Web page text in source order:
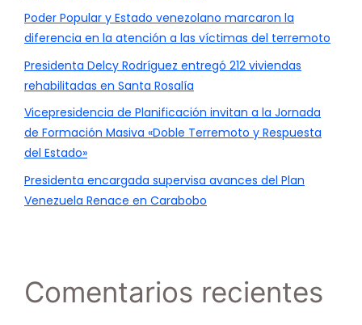
Poder Popular y Estado venezolano marcaron la
diferencia en la atención a las víctimas del terremoto
Presidenta Delcy Rodríguez entregó 212 viviendas
rehabilitadas en Santa Rosalía
Vicepresidencia de Planificación invitan a la Jornada
de Formación Masiva «Doble Terremoto y Respuesta
del Estado»
Presidenta encargada supervisa avances del Plan
Venezuela Renace en Carabobo
Comentarios recientes